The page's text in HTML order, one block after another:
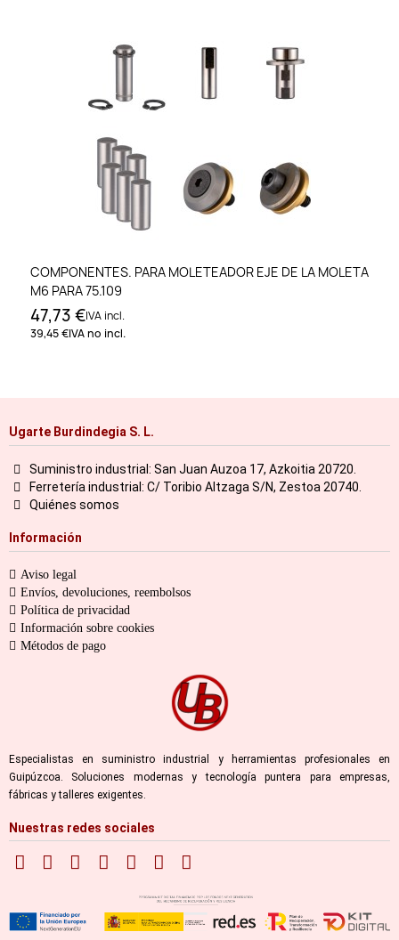
COMPONENTES. PARA MOLETEADOR EJE DE LA MOLETA
M6 PARA 75.109
47,73 €IVA incl.
39,45 €IVA no incl.
Ugarte Burdindegia S. L.
Suministro industrial: San Juan Auzoa 17, Azkoitia 20720.
Ferretería industrial: C/ Toribio Altzaga S/N, Zestoa 20740.
Quiénes somos
Información
Aviso legal
Envíos, devoluciones, reembolsos
Política de privacidad
Información sobre cookies
Métodos de pago
Especialistas en suministro industrial y herramientas profesionales en
Guipúzcoa. Soluciones modernas y tecnología puntera para empresas,
fábricas y talleres exigentes.
Nuestras redes sociales